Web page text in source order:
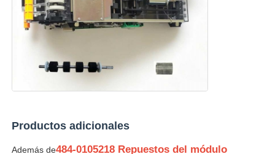
Productos adicionales
Además de484-0105218 Repuestos del módulo